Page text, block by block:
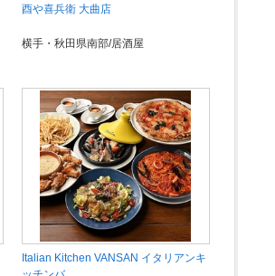
酉や喜兵衛 大曲店
横手・秋田県南部/居酒屋
Italian Kitchen VANSAN イタリアンキ